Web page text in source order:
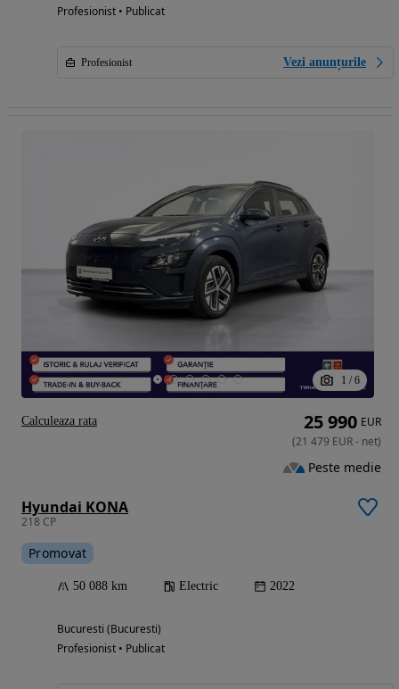
Profesionist • Publicat
Profesionist Vezi anunțurile
1 / 6
Hyundai KONA
218 CP
Promovat
50 088 km Electric 2022
Bucuresti (Bucuresti)
Profesionist • Publicat
25 990 EUR
(21 479 EUR- net)
Peste medie
Calculeaza rata